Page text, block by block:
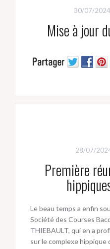
30/07/2024
Mise à jour
28/07/
Première
Le beau temps a enfin
Société des Courses
THIEBAULT, qui en a
sur le complexe hippique